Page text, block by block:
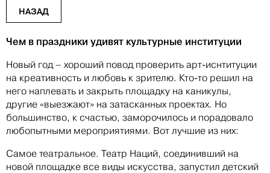
НАЗАД
Чем в праздники удивят культурные институции
Новый год – хороший повод проверить арт-иснтитуции
на креативность и любовь к зрителю. Кто-то решил на
него наплевать и закрыть площадку на каникулы,
другие «выезжают» на затасканных проектах. Но
большинство, к счастью, заморочилось и порадовало
любопытными мероприятиями. Вот лучшие из них:
Самое театральное. Театр Наций, соединивший на
новой площадке все виды искусства, запустил детский